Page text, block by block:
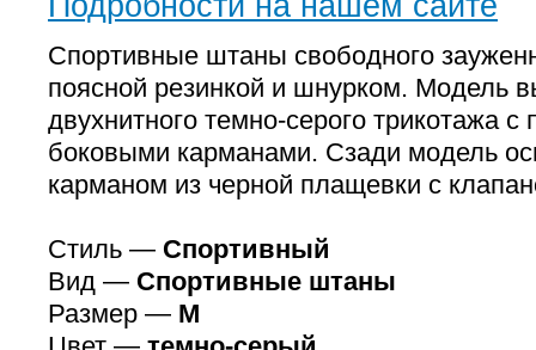
Спортивные штаны свободного
поясной резинкой и шнурком. Модель
двухнитного темно-серого трикотажа
боковыми карманами. Сзади модель
карманом из черной плащевки с
Стиль — Спортивный
Вид — Спортивные штаны
Размер — M